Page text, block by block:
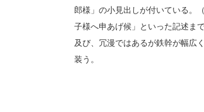
郎様」の小見出しが付いている。
子様へ申あげ候」といった記述ま
及び、冗漫ではあるが鉄幹が幅広
装う。